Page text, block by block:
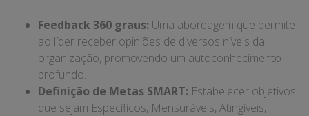
Feedback 360 graus: Uma abordagem que permite
ao líder receber opiniões de diversos níveis da
organização, promovendo um autoconhecimento
profundo.
Definição de Metas SMART: Estabelecer objetivos
que sejam Específicos, Mensuráveis, Atingíveis,